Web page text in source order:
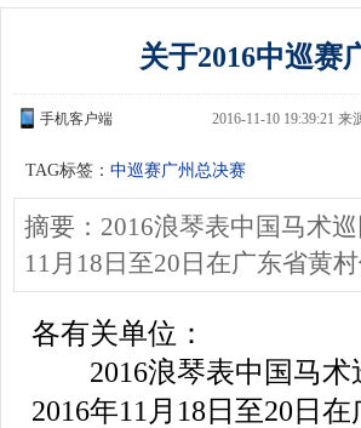
关于2016中巡赛
手机客户端 2016-11-10 19:39:21 来
TAG标签： 中巡赛广州总决赛
摘要：2016浪琴表中国马术
11月18日至20日在广东省黄
各有关单位：
2016浪琴表中国马术
2016年11月18日至20日